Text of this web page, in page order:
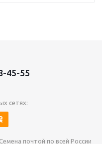
45-55
сетях:
почтой по всей России